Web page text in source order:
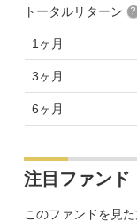
トータルリターン
1ヶ月
3ヶ月
6ヶ月
注目ファンド
このファンドを見